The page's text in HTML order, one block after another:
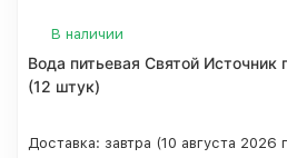
В наличии
Вода питьевая Святой Источник
(12 штук)
Доставка: завтра (10 августа 2026